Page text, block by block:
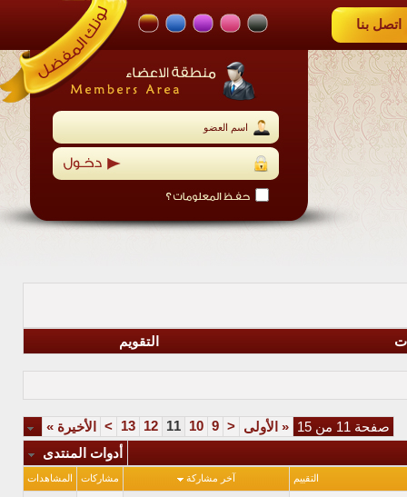
اتصل بنا
التقويم
صفحة 11 من 15 « الأولى <
9
10
11
12
13
> الأخيرة »
أدوات المنتدى
التقييم آخر مشاركة مشاركات المشاهدات